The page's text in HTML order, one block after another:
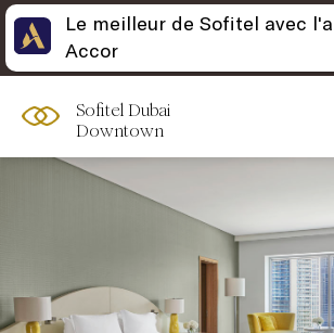
Sofitel Dubai
Downtown
Le meilleur de Sofitel avec
Accor